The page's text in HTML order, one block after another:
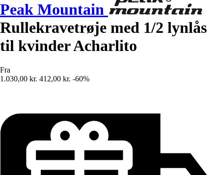
Peak Mountain
Rullekravetrøje med 1/2 lynlås
til kvinder Acharlito
Fra
1.030,00 kr. 412,00 kr. -60%